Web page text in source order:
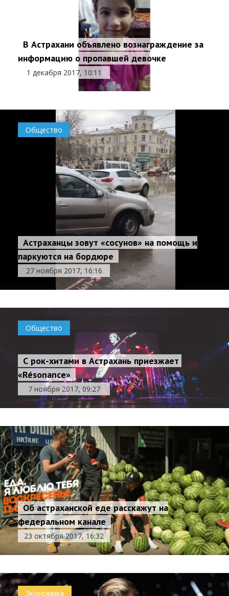
В Астрахани объявлено вознаграждение за
информацию о пропавшей девочке
1 декабря 2017, 10:11
Общество
Астраханцы зовут «сосунов» на помощь и
паркуются на бордюре
27 ноября 2017, 16:16
Общество
С ​​рок-хитами ​​в Астрахань приезжает ​​
«Résonance»
7 ноября 2017, 09:27
Об астраханской еде расскажут на
федеральном канале
23 октября 2017, 16:32
Экономика